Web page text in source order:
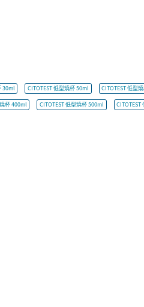
30ml CITOTEST 低型燒杯 50ml CITOTEST 低型
杯 400ml CITOTEST 低型燒杯 500ml CITOTEST